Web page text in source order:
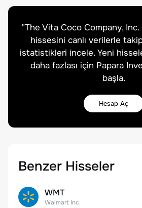
"The Vita Coco Company,
hissesini canlı verilerle
istatistikleri incele. Yeni
daha fazlası için Papara
başla.
Hesap Aç
Benzer Hisseler
WMT
Walmart Inc.